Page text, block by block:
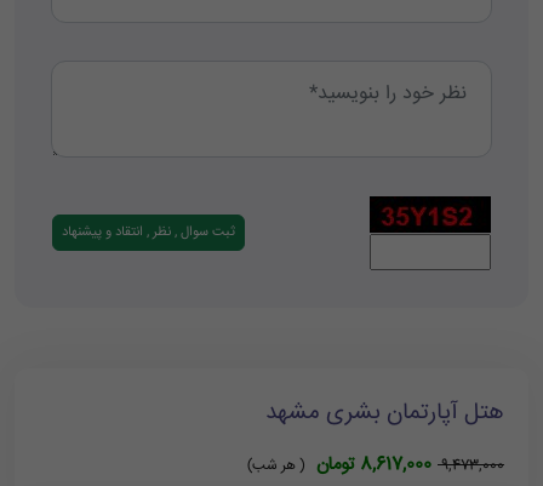
هتل آپارتمان بشری مشهد
9,473,000 8,617,000 تومان ( هر شب)